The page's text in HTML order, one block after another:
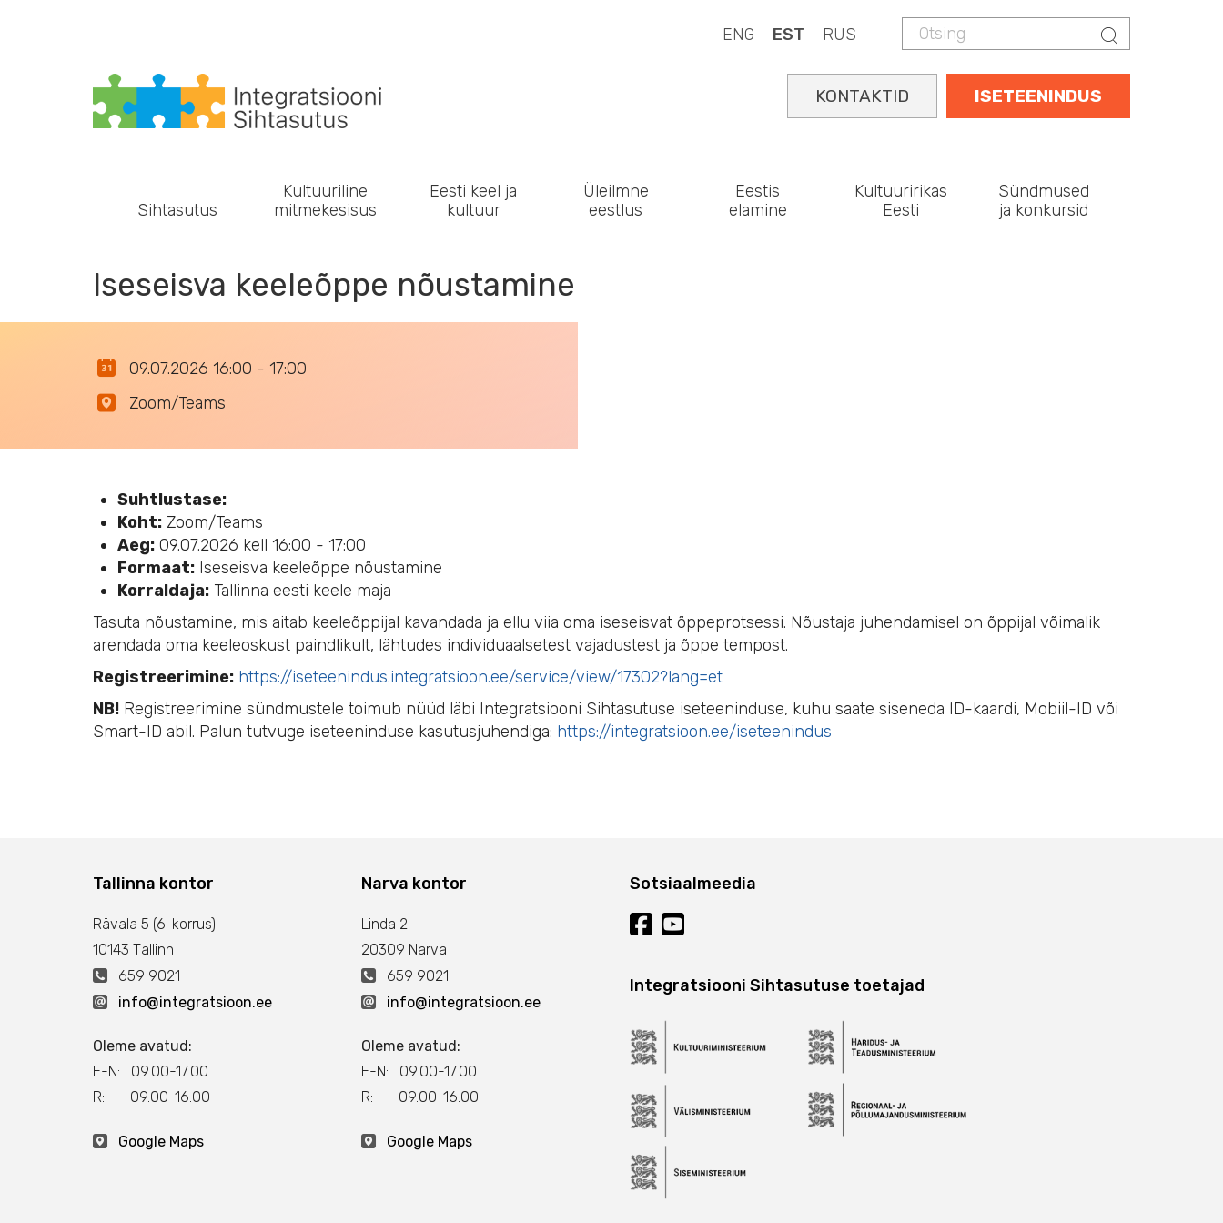
Otsing Otsing
ENG EST RUS
ISETEENINDUS
KONTAKTID
Main navigation
Sihtasutus
Kultuuriline
mitmekesisus
Eesti keel ja
kultuur
Üleilmne
eestlus
Eestis
elamine
Kultuuririkas
Eesti
Sündmused
ja konkursid
Iseseisva keeleõppe nõustamine
09.07.2026 16:00 - 17:00
Zoom/Teams
Suhtlustase:
Koht: Zoom/Teams
Aeg: 09.07.2026 kell 16:00 - 17:00
Formaat: Iseseisva keeleõppe nõustamine
Korraldaja: Tallinna eesti keele maja
Tasuta nõustamine, mis aitab keeleõppijal kavandada ja ellu viia oma iseseisvat õppeprotsessi. Nõustaja juhendamisel on õppijal võimalik
arendada oma keeleoskust paindlikult, lähtudes individuaalsetest vajadustest ja õppe tempost.
Registreerimine: https://iseteenindus.integratsioon.ee/service/view/17302?lang=et
NB! Registreerimine sündmustele toimub nüüd läbi Integratsiooni Sihtasutuse iseteeninduse, kuhu saate siseneda ID-kaardi, Mobiil-ID või
Smart-ID abil. Palun tutvuge iseteeninduse kasutusjuhendiga: https://integratsioon.ee/iseteenindus
Tallinna kontor
Rävala 5 (6. korrus)
10143 Тallinn
659 9021
info@integratsioon.ee
Oleme avatud:
E-N: 09.00-17.00
R: 09.00-16.00
Google Maps
Narva kontor
Linda 2
20309 Narva
659 9021
info@integratsioon.ee
Oleme avatud:
E-N: 09.00-17.00
R: 09.00-16.00
Google Maps
Sotsiaalmeedia
Integratsiooni Sihtasutuse toetajad